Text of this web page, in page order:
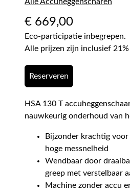
€ 669,00
Eco-participatie inbegrepen.
Alle prijzen zijn inclusief 21%
Reserveren
HSA 130 T
nauwkeurig onderhoud van
Bijzonder krachtig
hoge messnelheid
Wendbaar door
greep met verstelbaar
Machine zonder accu